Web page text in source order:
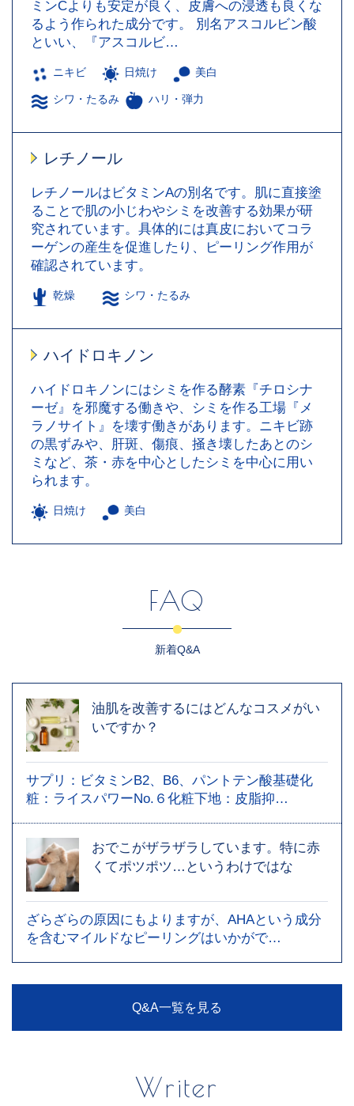
ミンCよりも安定が良く、皮膚への浸透も良くな
るよう作られた成分です。 別名アスコルビン酸
といい、『アスコルビ…
ニキビ 日焼け 美白
シワ・たるみ ハリ・弾力
レチノール
レチノールはビタミンAの別名です。肌に直接塗
ることで肌の小じわやシミを改善する効果が研
究されています。具体的には真皮においてコラ
ーゲンの産生を促進したり、ピーリング作用が
確認されています。
乾燥 シワ・たるみ
ハイドロキノン
ハイドロキノンにはシミを作る酵素『チロシナ
ーゼ』を邪魔する働きや、シミを作る工場『メ
ラノサイト』を壊す働きがあります。ニキビ跡
の黒ずみや、肝斑、傷痕、掻き壊したあとのシ
ミなど、茶・赤を中心としたシミを中心に用い
られます。
日焼け 美白
FAQ
新着Q&A
油肌を改善するにはどんなコスメがい
いですか？
サプリ：ビタミンB2、B6、パントテン酸基礎化
粧：ライスパワーNo.６化粧下地：皮脂抑…
おでこがザラザラしています。特に赤
くてポツポツ…というわけではな
ざらざらの原因にもよりますが、AHAという成分
を含むマイルドなピーリングはいかがで…
Q&A一覧を見る
Writer